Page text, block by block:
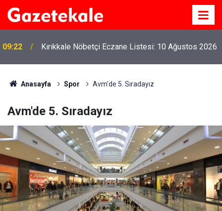
09:22 Kırıkkale Nöbetçi Eczane Listesi: 10 Ağustos 2026
Anasayfa Spor Avm'de 5. Sıradayız
Avm'de 5. Sıradayız